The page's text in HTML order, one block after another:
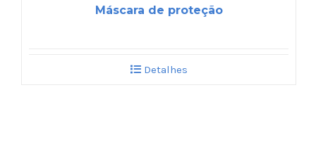
Máscara de proteção
Detalhes